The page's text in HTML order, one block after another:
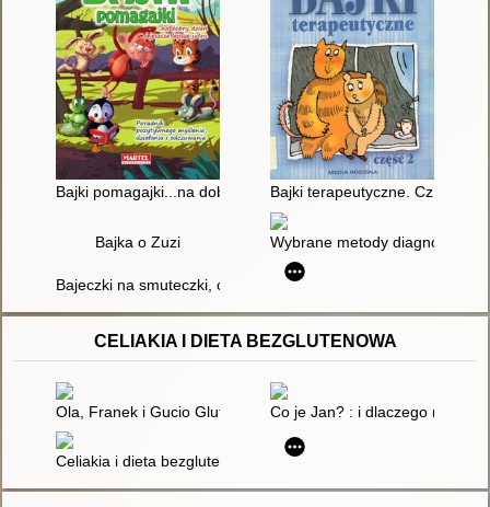
Bajki pomagajki...na dobry dzień i jeszcze lepsze jutro :
Bajki terapeutyczne. Cz. 2
Bajka o Zuzi Wybrane metody diagnozy i
Bajeczki na smuteczki, czyli biblioterapia w bibliotece
CELIAKIA I DIETA BEZGLUTENOWA
Ola, Franek i Gucio Gluten : bezglutenowa lektura
Co je Jan? : i dlaczego nie
Celiakia i dieta bezglutenowa : praktyczny poradnik